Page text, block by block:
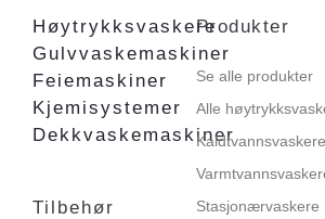
Høytrykksvaskere
Gulvvaskemaskiner
Feiemaskiner
Kjemisystemer
Dekkvaskemaskiner
Tilbehør
Produkter
Se alle produkter
Alle
Kaldtvannsvaskere
Stasjonærvaskere